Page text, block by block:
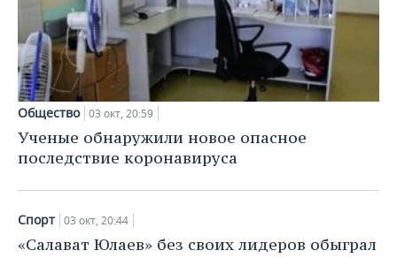
Общество 03 окт, 20:59
Ученые обнаружили новое опасное
последствие коронавируса
Спорт 03 окт, 20:44
«Салават Юлаев» без своих лидеров обыграл